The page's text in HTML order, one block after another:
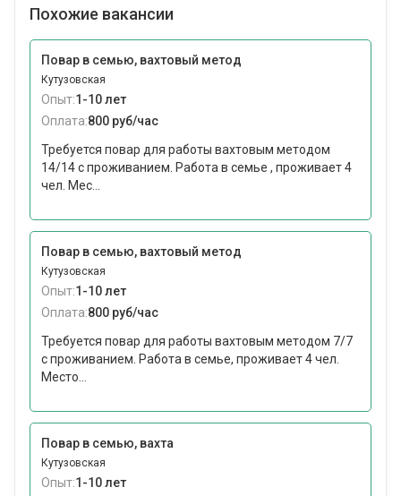
Похожие вакансии
Повар в семью, вахтовый метод
Кутузовская
Опыт:1-10 лет
Оплата:800 руб/час
Требуется повар для работы вахтовым методом
14/14 с проживанием. Работа в семье , проживает 4
чел. Мес...
Повар в семью, вахтовый метод
Кутузовская
Опыт:1-10 лет
Оплата:800 руб/час
Требуется повар для работы вахтовым методом 7/7
с проживанием. Работа в семье, проживает 4 чел.
Место...
Повар в семью, вахта
Кутузовская
Опыт:1-10 лет